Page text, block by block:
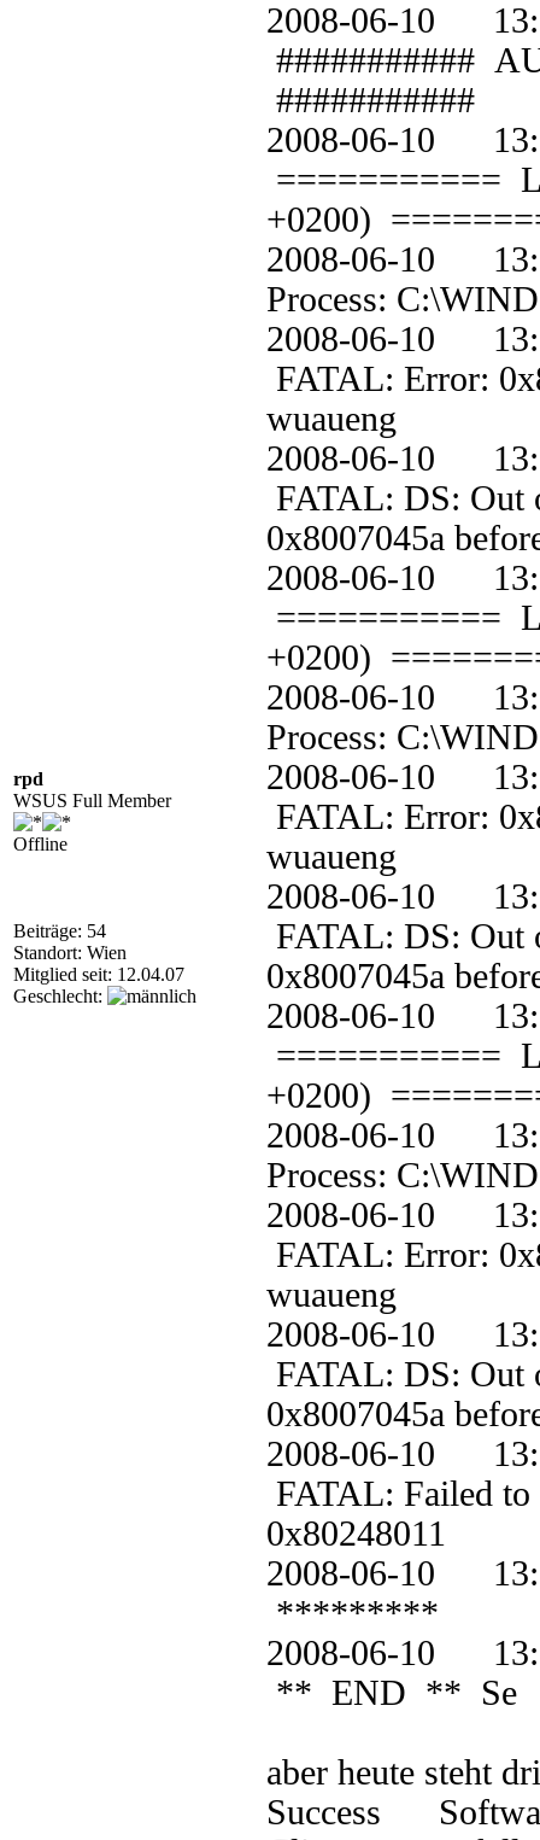
rpd
WSUS Full Member
Offline
Beiträge: 54
Standort: Wien
Mitglied seit: 12.04.07
Geschlecht:
2008-06-10
###########
###########
2008-06-10
===========
+0200)
2008-06-10
Process:
2008-06-10
FATAL: Error:
wuaueng
2008-06-10
FATAL: DS: Out
0x8007045a
2008-06-10
===========
+0200)
2008-06-10
Process:
2008-06-10
FATAL: Error:
wuaueng
2008-06-10
FATAL: DS: Out
0x8007045a
2008-06-10
===========
+0200)
2008-06-10
Process:
2008-06-10
FATAL: Error:
wuaueng
2008-06-10
FATAL: DS: Out
0x8007045a
2008-06-10
FATAL: Failed to
0x80248011
2008-06-10
*********
2008-06-10
** END ** Se
aber heute steht
Success